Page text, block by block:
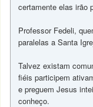
certamente elas irão
Professor Fedeli,
paralelas a Santa
Talvez existam
fiéis participem
e preguem Jesus
conheço.